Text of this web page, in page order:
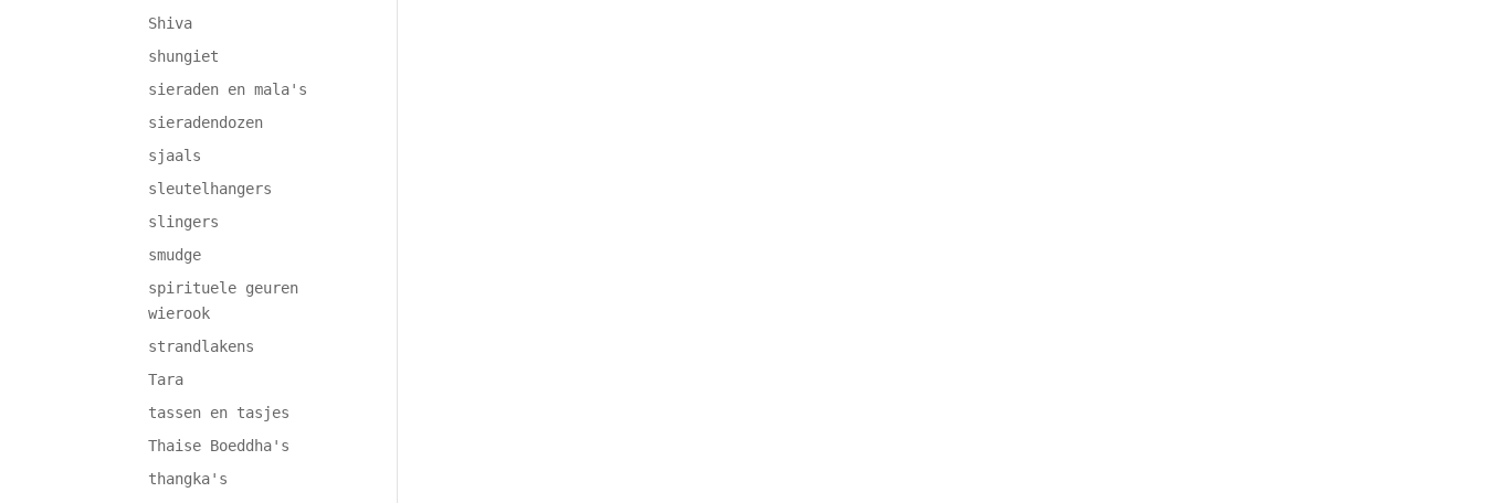
Shiva
shungiet
sieraden en mala's
sieradendozen
sjaals
sleutelhangers
slingers
smudge
spirituele geuren
wierook
strandlakens
Tara
tassen en tasjes
Thaise Boeddha's
thangka's